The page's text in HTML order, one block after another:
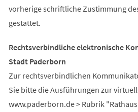
vorherige schriftliche Zustimmung
gestattet.
Rechtsverbindliche elektronische
Stadt Paderborn
Zur rechtsverbindlichen
Sie bitte die Ausführungen zur
www.paderborn.de > Rubrik